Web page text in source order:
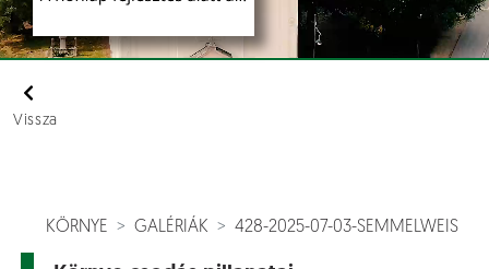
Vissza
KÖRNYE GALÉRIÁK 428-2025-07-03-SEMMELWEIS